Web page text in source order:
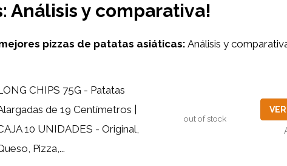
Análisis y comparativa!
pizzas de patatas asiáticas: Análisis y
CHIPS 75G - Patatas
de 19 Centímetros |
10 UNIDADES - Original,
Pizza,...
out of stock